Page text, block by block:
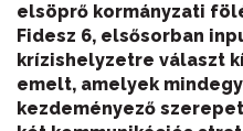
elsöprő kormányzati
Fidesz 6, elsősorban
krízishelyzetre választ
emelt, amelyek
kezdeményező